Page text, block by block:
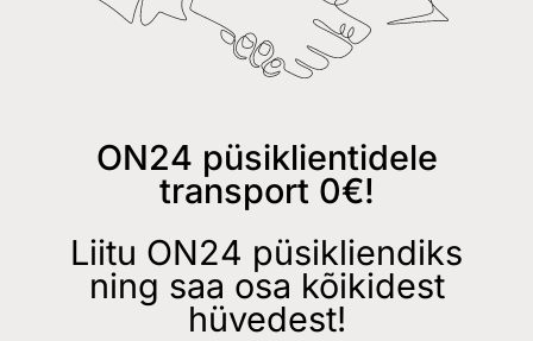
ON24 püsiklientidele
transport 0€!
Liitu ON24 püsikliendiks
ning saa osa kõikidest
hüvedest!